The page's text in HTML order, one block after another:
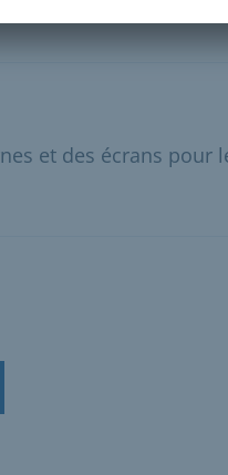
et des écrans pour